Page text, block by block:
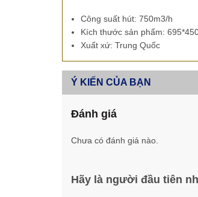
Công suất hút: 750m3/h
Kích thước sản phẩm:
Xuất xứ: Trung Quốc
Ý KIẾN CỦA BẠN
Đánh giá
Chưa có đánh giá nào.
Hãy là người đầu tiên